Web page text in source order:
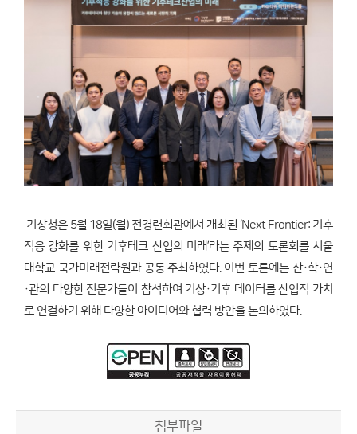
기상청은 5월 18일(월) 전경련회관에서 개최된 ‘Next Frontier: 기후
적응 강화를 위한 기후테크 산업의 미래’라는 주제의 토론회를 서울
대학교 국가미래전략원과 공동 주최하였다. 이번 토론에는 산·학·연
·관의 다양한 전문가들이 참석하여 기상·기후 데이터를 산업적 가치
로 연결하기 위해 다양한 아이디어와 협력 방안을 논의하였다.
첨부파일